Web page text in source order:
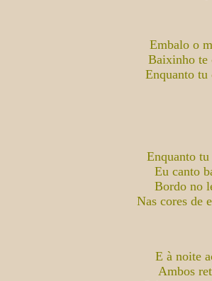
Embalo o
Baixinho te
Enquanto tu
Enquanto
Eu canto
Bordo no
Nas cores de
E à noite
Ambos